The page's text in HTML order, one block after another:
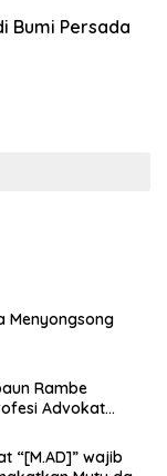
Bumi Persada
Menyongsong
Rambe
Advokat
“[M.AD]” wajib